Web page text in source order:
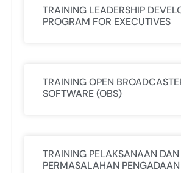
TRAINING LEADERSHIP
PROGRAM FOR EXECUTIVES
TRAINING OPEN
SOFTWARE (OBS)
TRAINING PELAKSANAAN DAN
PERMASALAHAN